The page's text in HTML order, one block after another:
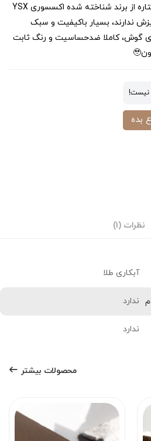
پک سه عددی گوشواره ماه ستاره از برند شناخته شده اکسسوری YSX
ندارند، بسیار باکیفیت و سبک
گوش، کاملا ضدحساسیت و رنگ ثابت
نیست!
بده
نظرات (1)
آبکاری طلا
ندارد
ندارد
محصولات بیشتر